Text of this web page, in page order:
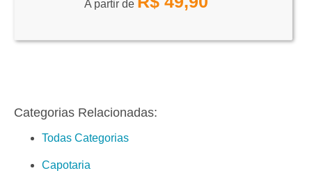
A partir de
Categorias Relacionadas:
Todas Categorias
Capotaria